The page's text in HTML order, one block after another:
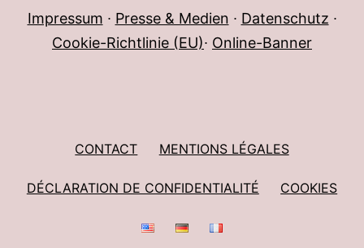
Impressum ∙ Presse & Medien ∙ Datenschutz ∙
Cookie-Richtlinie (EU)∙ Online-Banner
CONTACT MENTIONS LÉGALES
DÉCLARATION DE CONFIDENTIALITÉ COOKIES